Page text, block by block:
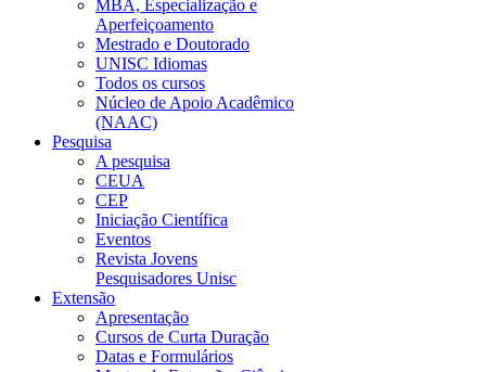
MBA, Especialização e
Aperfeiçoamento
Mestrado e Doutorado
UNISC Idiomas
Todos os cursos
Núcleo de Apoio Acadêmico
(NAAC)
Pesquisa
A pesquisa
CEUA
CEP
Iniciação Científica
Eventos
Revista Jovens
Pesquisadores Unisc
Extensão
Apresentação
Cursos de Curta Duração
Datas e Formulários